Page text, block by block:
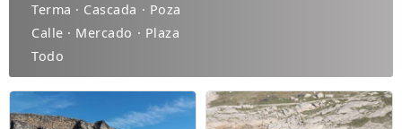
Terma · Cascada · Poza
Calle · Mercado · Plaza
Todo